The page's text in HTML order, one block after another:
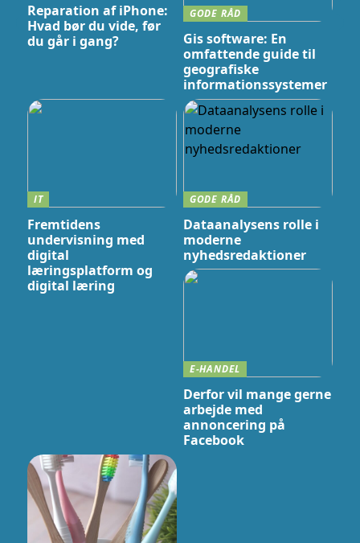
Reparation af iPhone:
Hvad bør du vide, før
du går i gang?
GODE RÅD
Gis software: En
omfattende guide til
geografiske
informationssystemer
IT
Fremtidens
undervisning med
digital
læringsplatform og
digital læring
GODE RÅD
Dataanalysens rolle i
moderne
nyhedsredaktioner
E-HANDEL
Derfor vil mange gerne
arbejde med
annoncering på
Facebook